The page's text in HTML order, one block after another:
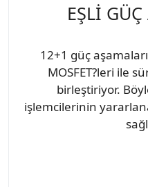
EŞLİ
12+1 güç
MOSFET?leri ile
birleştiriyor.
işlemcilerinin